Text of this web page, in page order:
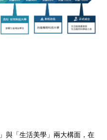
與「生活美學」兩大構面，在